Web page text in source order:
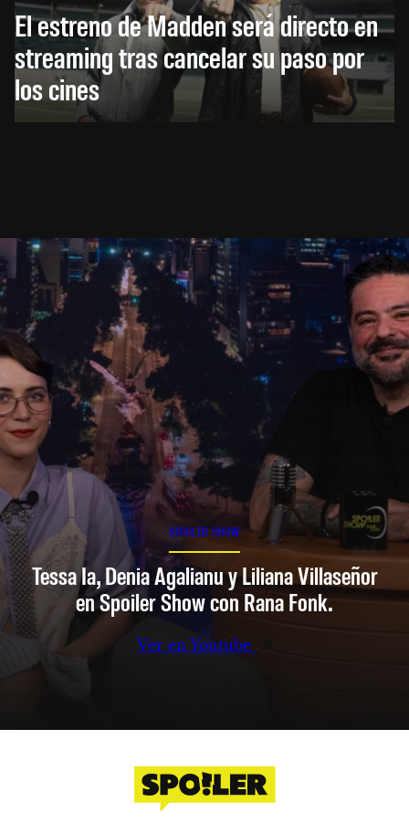
El estreno de Madden será directo en
streaming tras cancelar su paso por
los cines
SPOILER SHOW
Tessa Ia, Denia Agalianu y Liliana Villaseñor
en Spoiler Show con Rana Fonk.
Ver en Youtube